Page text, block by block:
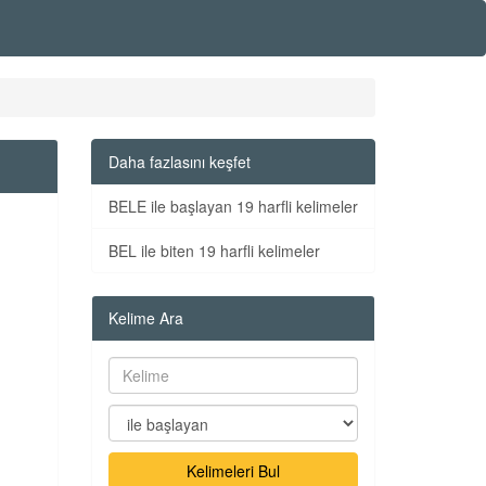
Daha fazlasını keşfet
BELE ile başlayan 19 harfli kelimeler
BEL ile biten 19 harfli kelimeler
Kelime Ara
Kelimeleri Bul